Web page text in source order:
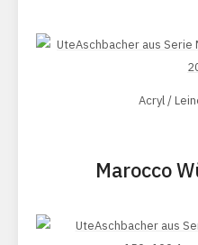
Acryl /
Marocco